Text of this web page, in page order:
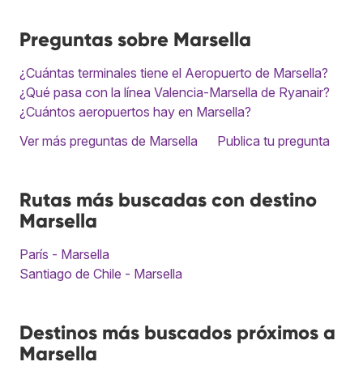
Preguntas sobre Marsella
¿Cuántas terminales tiene el Aeropuerto de Marsella?
¿Qué pasa con la línea Valencia-Marsella de Ryanair?
¿Cuántos aeropuertos hay en Marsella?
Ver más preguntas de Marsella
Publica tu pregunta
Rutas más buscadas con destino
Marsella
París - Marsella
Santiago de Chile - Marsella
Destinos más buscados próximos a
Marsella